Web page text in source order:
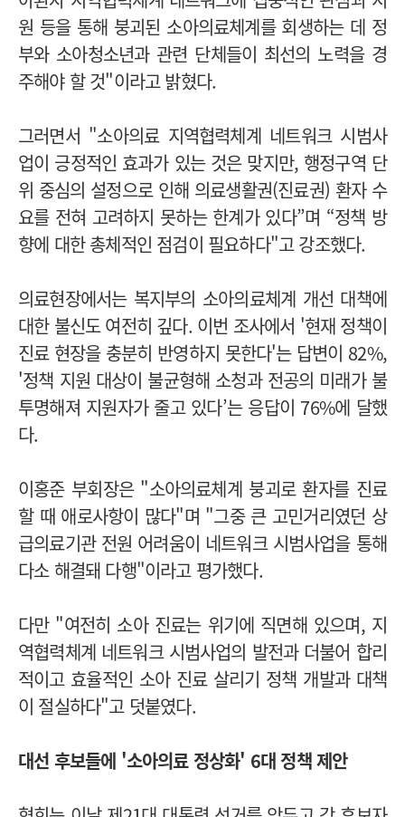
원 등을 통해 붕괴된 소아의료체계를 회생하는 데 정
부와 소아청소년과 관련 단체들이 최선의 노력을 경
주해야 할 것"이라고 밝혔다.
그러면서 "소아의료 지역협력체계 네트워크 시범사
업이 긍정적인 효과가 있는 것은 맞지만, 행정구역 단
위 중심의 설정으로 인해 의료생활권(진료권) 환자 수
요를 전혀 고려하지 못하는 한계가 있다”며 “정책 방
향에 대한 총체적인 점검이 필요하다"고 강조했다.
의료현장에서는 복지부의 소아의료체계 개선 대책에
대한 불신도 여전히 깊다. 이번 조사에서 '현재 정책이
진료 현장을 충분히 반영하지 못한다'는 답변이 82%,
'정책 지원 대상이 불균형해 소청과 전공의 미래가 불
투명해져 지원자가 줄고 있다’는 응답이 76%에 달했
다.
이홍준 부회장은 "소아의료체계 붕괴로 환자를 진료
할 때 애로사항이 많다"며 "그중 큰 고민거리였던 상
급의료기관 전원 어려움이 네트워크 시범사업을 통해
다소 해결돼 다행"이라고 평가했다.
다만 "여전히 소아 진료는 위기에 직면해 있으며, 지
역협력체계 네트워크 시범사업의 발전과 더불어 합리
적이고 효율적인 소아 진료 살리기 정책 개발과 대책
이 절실하다"고 덧붙였다.
대선 후보들에 '소아의료 정상화' 6대 정책 제안